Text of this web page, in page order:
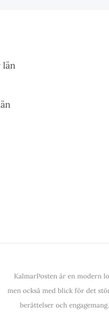
KalmarPosten är en modern
men också med blick för det
berättelser och